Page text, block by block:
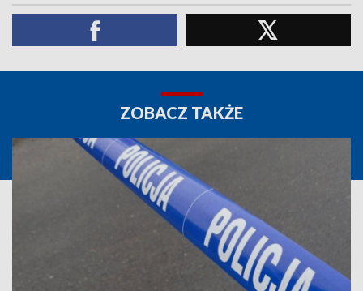
ZOBACZ TAKŻE